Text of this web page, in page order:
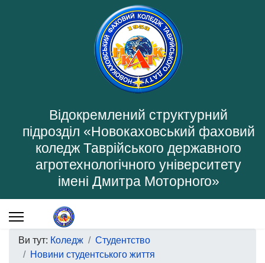
Відокремлений структурний
підрозділ «Новокаховський фаховий
коледж Таврійського державного
агротехнологічного університету
імені Дмитра Моторного»
Ви тут: Коледж
Студентство
Новини студентського життя